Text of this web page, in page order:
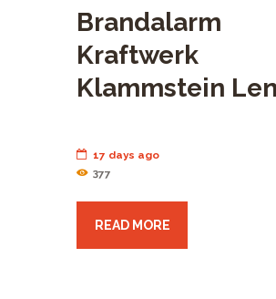
Brandalarm
Kraftwerk
Klammstein
17 days ago
377
READ MORE